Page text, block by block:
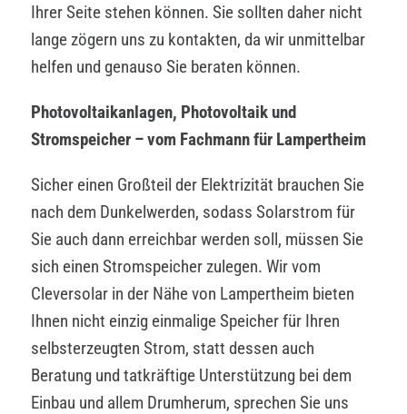
Ihrer Seite stehen können. Sie sollten daher nicht
lange zögern uns zu kontakten, da wir unmittelbar
helfen und genauso Sie beraten können.
Photovoltaikanlagen, Photovoltaik und
Stromspeicher – vom Fachmann für Lampertheim
Sicher einen Großteil der Elektrizität brauchen Sie
nach dem Dunkelwerden, sodass Solarstrom für
Sie auch dann erreichbar werden soll, müssen Sie
sich einen Stromspeicher zulegen. Wir vom
Cleversolar in der Nähe von Lampertheim bieten
Ihnen nicht einzig einmalige Speicher für Ihren
selbsterzeugten Strom, statt dessen auch
Beratung und tatkräftige Unterstützung bei dem
Einbau und allem Drumherum, sprechen Sie uns